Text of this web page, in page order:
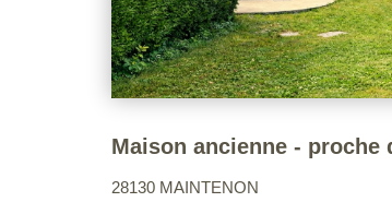
Maison ancienne - proche
28130 MAINTENON